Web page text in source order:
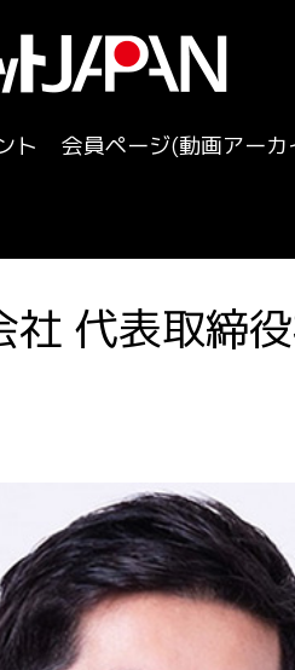
ト 会員ページ(動画アーカ
代表取締